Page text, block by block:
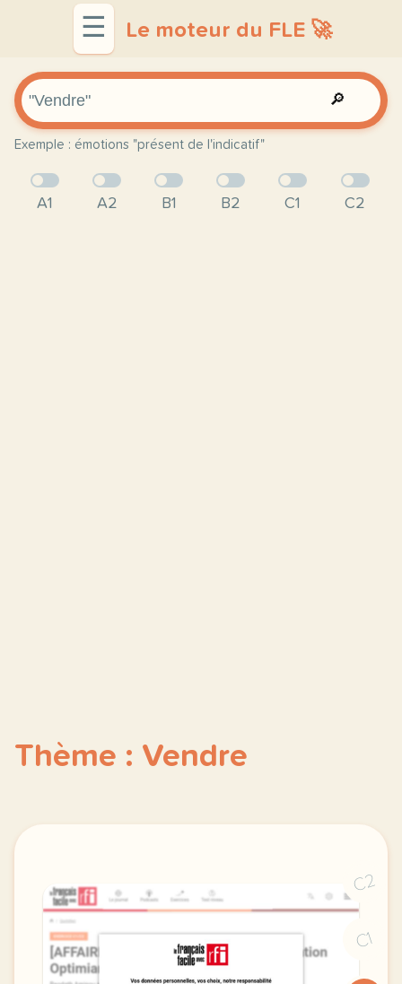
☰ Le moteur du FLE 🚀
🔎
Exemple : émotions "présent de l'indicatif"
A1 A2 B1 B2 C1 C2
Thème : Vendre
C2
C1